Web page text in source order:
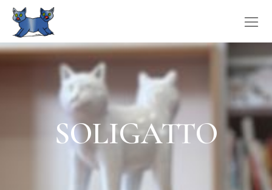
SOLIGATTO